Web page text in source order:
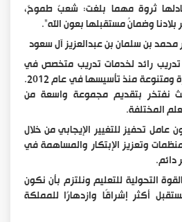
ثروة مهما بلغت: شعبٌ طموحٌ،
وضمانُ مستقبلها بعون الله".
محمد بن سلمان بن عبدالعزيز آل سعود
تدريب رائد لخدمات تدريب متخصص في
تقديم حلول تدريبية مبتكرة ومتنوعة منذ تأسيسها في عام 2012.
نفتخر بتقديم مجموعة واسعة من
المختلفة.
تحفيز للتغيير الإيجابي من خلال
وتعزيز الإبتكار والمساهمة في
التحولية للتعليم ونلتزم بأن نكون
أكثر إشراقًا وازدهارًا للمملكة